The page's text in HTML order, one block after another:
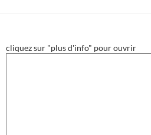
cliquez sur "plus d'info" pour ouvrir